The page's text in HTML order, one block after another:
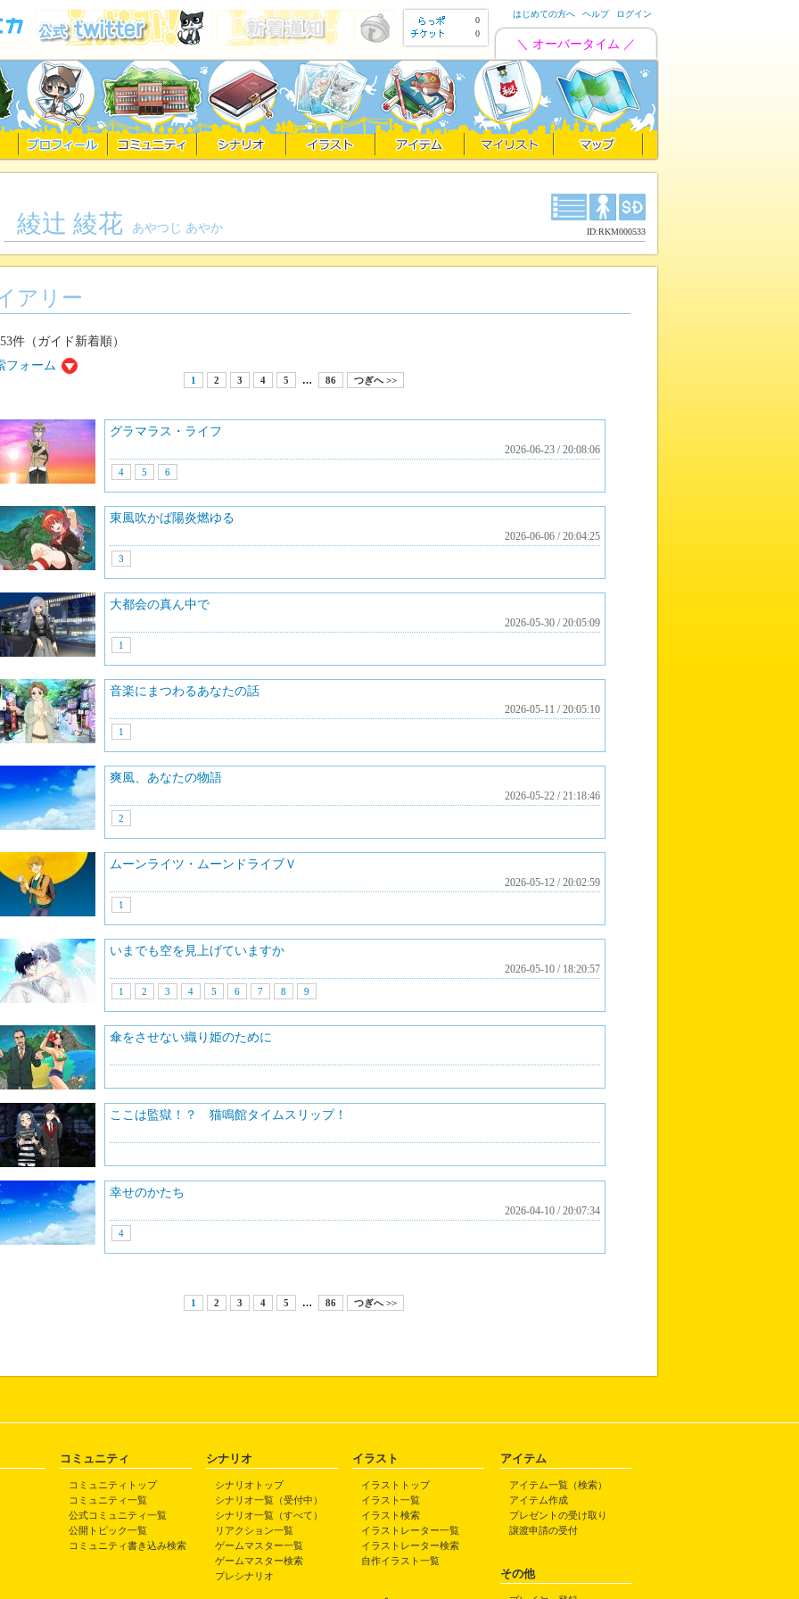
0
0
はじめての方へ ヘルプ ログイン
＼ オーバータイム ／
綾辻 綾花 あやつじ あやか ID:RKM000533
アリー
件（ガイド新着順）
フォーム
1 2 3 4 5 … 86 つぎへ >>
グラマラス・ライフ
2026-06-23 / 20:08:06
4 5 6
東風吹かば陽炎燃ゆる
2026-06-06 / 20:04:25
3
大都会の真ん中で
2026-05-30 / 20:05:09
1
音楽にまつわるあなたの話
2026-05-11 / 20:05:10
1
爽風、あなたの物語
2026-05-22 / 21:18:46
2
ムーンライツ・ムーンドライブＶ
2026-05-12 / 20:02:59
1
いまでも空を見上げていますか
2026-05-10 / 18:20:57
1 2 3 4 5 6 7 8 9
傘をさせない織り姫のために
ここは監獄！？ 猫鳴館タイムスリップ！
幸せのかたち
2026-04-10 / 20:07:34
4
1 2 3 4 5 … 86 つぎへ >>
コミュニティ
コミュニティトップ
コミュニティ一覧
公式コミュニティ一覧
公開トピック一覧
コミュニティ書き込み検索
シナリオ
シナリオトップ
シナリオ一覧（受付中）
シナリオ一覧（すべて）
リアクション一覧
ゲームマスター一覧
ゲームマスター検索
プレシナリオ
イラスト
イラストトップ
イラスト一覧
イラスト検索
イラストレーター一覧
イラストレーター検索
自作イラスト一覧
アイテム
アイテム一覧（検索）
アイテム作成
プレゼントの受け取り
譲渡申請の受付
その他